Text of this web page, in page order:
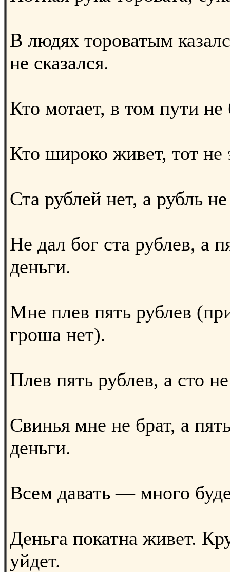
В людях тороватым
не сказался.
Кто мотает, в том пути не
Кто широко живет, тот не
Ста рублей нет, а рубль
Не дал бог ста рублев, а
деньги.
Мне плев пять рублев
гроша нет).
Плев пять рублев, а сто
Свинья мне не брат, а
деньги.
Всем давать — много
Деньга покатна живет.
уйдет.